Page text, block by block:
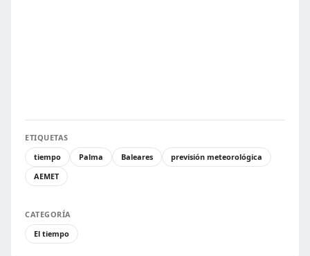
ETIQUETAS
tiempo
Palma Baleares
previsión meteorológica
AEMET
CATEGORÍA
El tiempo